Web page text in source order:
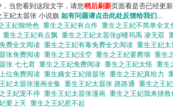
当您看到这段文字，请您稍后刷新页面看是否已经更
妃太嚣张 小说旗如有问题请点击此处反馈给我们...
王妃狠绝色 重生之王妃有点作 重生之王妃不简单全文
重生之王妃有点飘 重生之王妃太嚣张gl楼筠禹 凌无双
费全文阅读 重生之王妃有毒免费全文阅读 重生王妃
张免费阅读 重生之王妃没空 重生之王妃要爬墙 重生
张 七七君 重生之王妃免费阅读 重生之王妃太怪 重生
位免费阅读 重生嫡女王妃很嚣张 重生之王妃真给力
妃太嚣张漫画全集 重生王妃太嚣张 路路通 重生之王
王妃宠不停 重生王妃太嚣张漫画 重生之王妃我来拯
要上天 重生之王妃惹不起